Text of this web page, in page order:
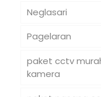
Neglasari
Pagelaran
paket cctv
kamera